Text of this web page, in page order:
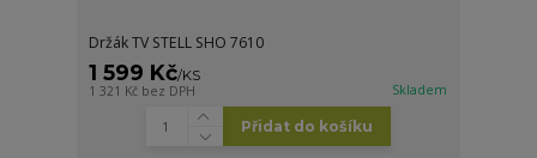
Držák TV STELL SHO 7610
1 599 Kč/KS
1 321 Kč bez DPH Skladem
Přidat do košíku